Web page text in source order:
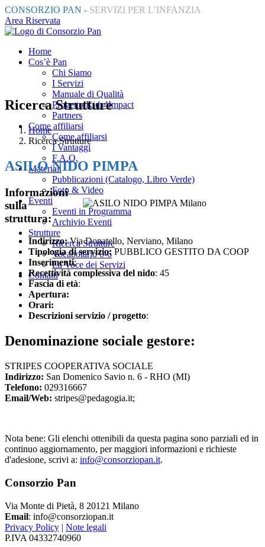
CONSORZIO PAN - SERVIZI PER L’INFANZIA
Area Riservata
Home
Cos’è Pan
Chi Siamo
I Servizi
Manuale di Qualità
Progetto Kids4Impact
Partners
Come affiliarsi
Come affiliarsi
I Vantaggi
F.A.Q.
Materiali
Pubblicazioni (Catalogo, Libro Verde)
Foto & Video
Eventi
Eventi in Programma
Archivio Eventi
Strutture
Ricerca Strutture
Vocabolario 0-6
La Voce dei Servizi
Contatti
Ricerca Strutture
Home
Ricerca Strutture
ASILO NIDO PIMPA
Informazioni
sulla
struttura:
Indirizzo:Via Donatello, Nerviano, Milano
Tipologia di servizio: PUBBLICO GESTITO DA COOP
Inserimenti:
Recettività complessiva del nido: 45
Fascia di età:
Apertura:
Orari:
Descrizioni servizio / progetto:
Denominazione sociale gestore:
STRIPES COOPERATIVA SOCIALE
Indirizzo: San Domenico Savio n. 6 - RHO (MI)
Telefono: 029316667
Email/Web: stripes@pedagogia.it;
Nota bene: Gli elenchi ottenibili da questa pagina sono parziali ed in
continuo aggiornamento, per maggiori informazioni e richieste
d'adesione, scrivi a: info@consorziopan.it.
Consorzio Pan
Via Monte di Pietà, 8 20121 Milano
Email: info@consorziopan.it
Privacy Policy | Note legali
P.IVA 04332740960